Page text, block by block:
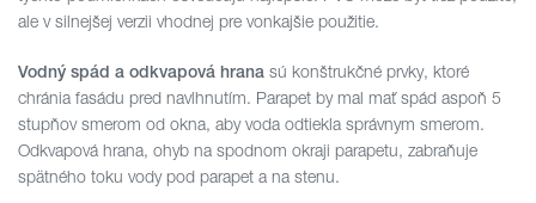
ale v silnejšej verzii vhodnej pre vonkajšie použitie.
Vodný spád a odkvapová hrana sú konštrukčné prvky, ktoré
chránia fasádu pred navlhnutím. Parapet by mal mať spád aspoň 5
stupňov smerom od okna, aby voda odtiekla správnym smerom.
Odkvapová hrana, ohyb na spodnom okraji parapetu, zabraňuje
spätného toku vody pod parapet a na stenu.